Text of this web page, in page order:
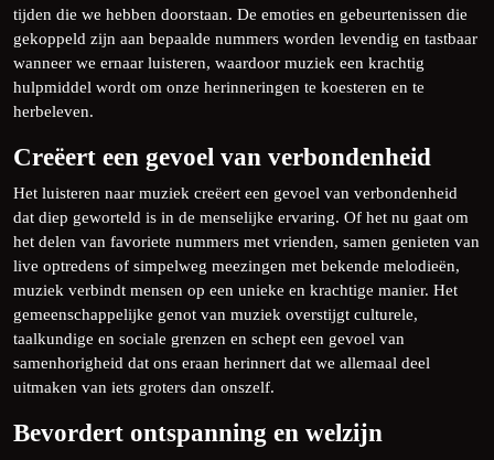
tijden die we hebben doorstaan. De emoties en gebeurtenissen die
gekoppeld zijn aan bepaalde nummers worden levendig en tastbaar
wanneer we ernaar luisteren, waardoor muziek een krachtig
hulpmiddel wordt om onze herinneringen te koesteren en te
herbeleven.
Creëert een gevoel van verbondenheid
Het luisteren naar muziek creëert een gevoel van verbondenheid
dat diep geworteld is in de menselijke ervaring. Of het nu gaat om
het delen van favoriete nummers met vrienden, samen genieten van
live optredens of simpelweg meezingen met bekende melodieën,
muziek verbindt mensen op een unieke en krachtige manier. Het
gemeenschappelijke genot van muziek overstijgt culturele,
taalkundige en sociale grenzen en schept een gevoel van
samenhorigheid dat ons eraan herinnert dat we allemaal deel
uitmaken van iets groters dan onszelf.
Bevordert ontspanning en welzijn